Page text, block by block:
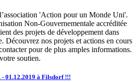
'Action pour un Monde Uni'.
Non-Gouvernementale accréditée
des projets de développement dans
Découvrez nos projets et actions en cours
pour de plus amples informations.
soutien.
- 01.12.2019 à Filsdorf !!!